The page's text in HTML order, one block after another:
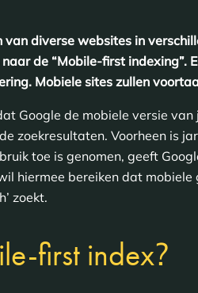
diverse websites in
de “Mobile-first indexing”.
Mobiele sites zullen
Google de mobiele versie
zoekresultaten. Voorheen is
toe is genomen, geeft
hiermee bereiken dat
zoekt.
first index?